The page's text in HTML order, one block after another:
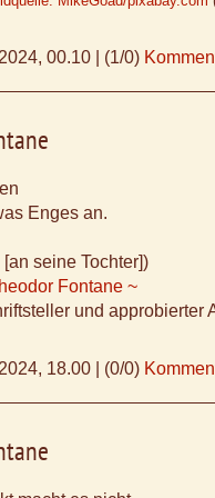
00.10 (1/0)
Enges an.
seine Tochter])
Fontane ~
und approbierter
18.00 (0/0)